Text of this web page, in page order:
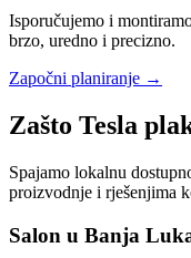
Isporučujemo i
brzo, uredno i precizno.
Započni planiranje →
Zašto Tesla
Spajamo lokalnu
proizvodnje i rješenjima
Salon u Banja